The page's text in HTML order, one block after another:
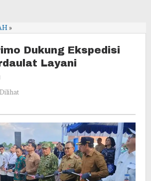
»Bupati
Dukung
Ekspedisi
Rupiah
Layani
Dukung Ekspedisi
Layani